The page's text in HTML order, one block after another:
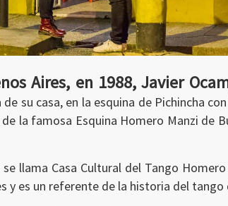
Aires, en 1988, Javier
su casa, en la esquina de Pichincha
la famosa Esquina Homero Manzi de
llama Casa Cultural del Tango
y es un referente de la historia del tango